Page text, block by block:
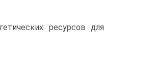
ресурсов для